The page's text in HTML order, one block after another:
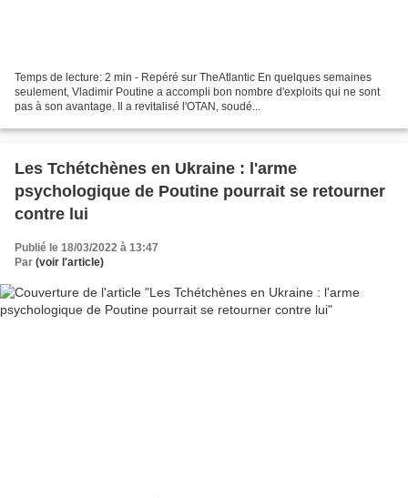
Temps de lecture: 2 min - Repéré sur TheAtlantic En quelques semaines
seulement, Vladimir Poutine a accompli bon nombre d'exploits qui ne sont
pas à son avantage. Il a revitalisé l'OTAN, soudé...
Les Tchétchènes en Ukraine : l'arme
psychologique de Poutine pourrait se retourner
contre lui
Publié le 18/03/2022 à 13:47
Par (voir l'article)